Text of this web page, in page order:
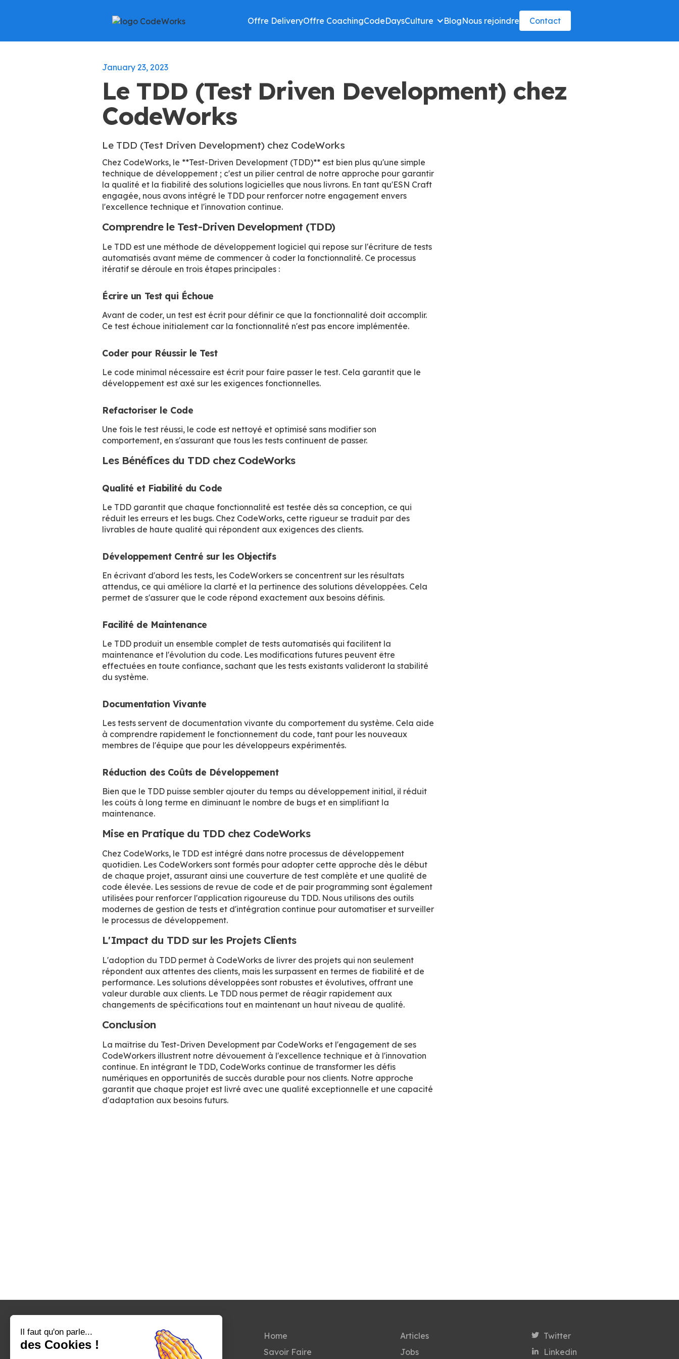
Il faut qu'on parle...
des Cookies !
Offre DeliveryOffre CoachingCodeDaysCulture BlogNous rejoindre Contact
January 23, 2023
Le TDD (Test Driven Development) chez
CodeWorks
Le TDD (Test Driven Development) chez CodeWorks
Chez CodeWorks, le **Test-Driven Development (TDD)** est bien plus qu'une simple
technique de développement ; c'est un pilier central de notre approche pour garantir
la qualité et la fiabilité des solutions logicielles que nous livrons. En tant qu'ESN Craft
engagée, nous avons intégré le TDD pour renforcer notre engagement envers
l'excellence technique et l'innovation continue.
Comprendre le Test-Driven Development (TDD)
Le TDD est une méthode de développement logiciel qui repose sur l'écriture de tests
automatisés avant même de commencer à coder la fonctionnalité. Ce processus
itératif se déroule en trois étapes principales :
Écrire un Test qui Échoue
Avant de coder, un test est écrit pour définir ce que la fonctionnalité doit accomplir.
Ce test échoue initialement car la fonctionnalité n'est pas encore implémentée.
Coder pour Réussir le Test
Le code minimal nécessaire est écrit pour faire passer le test. Cela garantit que le
développement est axé sur les exigences fonctionnelles.
Refactoriser le Code
Une fois le test réussi, le code est nettoyé et optimisé sans modifier son
comportement, en s'assurant que tous les tests continuent de passer.
Les Bénéfices du TDD chez CodeWorks
Qualité et Fiabilité du Code
Le TDD garantit que chaque fonctionnalité est testée dès sa conception, ce qui
réduit les erreurs et les bugs. Chez CodeWorks, cette rigueur se traduit par des
livrables de haute qualité qui répondent aux exigences des clients.
Développement Centré sur les Objectifs
En écrivant d'abord les tests, les CodeWorkers se concentrent sur les résultats
attendus, ce qui améliore la clarté et la pertinence des solutions développées. Cela
permet de s'assurer que le code répond exactement aux besoins définis.
Facilité de Maintenance
Le TDD produit un ensemble complet de tests automatisés qui facilitent la
maintenance et l'évolution du code. Les modifications futures peuvent être
effectuées en toute confiance, sachant que les tests existants valideront la stabilité
du système.
Documentation Vivante
Les tests servent de documentation vivante du comportement du système. Cela aide
à comprendre rapidement le fonctionnement du code, tant pour les nouveaux
membres de l'équipe que pour les développeurs expérimentés.
Réduction des Coûts de Développement
Bien que le TDD puisse sembler ajouter du temps au développement initial, il réduit
les coûts à long terme en diminuant le nombre de bugs et en simplifiant la
maintenance.
Mise en Pratique du TDD chez CodeWorks
Chez CodeWorks, le TDD est intégré dans notre processus de développement
quotidien. Les CodeWorkers sont formés pour adopter cette approche dès le début
de chaque projet, assurant ainsi une couverture de test complète et une qualité de
code élevée. Les sessions de revue de code et de pair programming sont également
utilisées pour renforcer l'application rigoureuse du TDD. Nous utilisons des outils
modernes de gestion de tests et d'intégration continue pour automatiser et surveiller
le processus de développement.
L'Impact du TDD sur les Projets Clients
L'adoption du TDD permet à CodeWorks de livrer des projets qui non seulement
répondent aux attentes des clients, mais les surpassent en termes de fiabilité et de
performance. Les solutions développées sont robustes et évolutives, offrant une
valeur durable aux clients. Le TDD nous permet de réagir rapidement aux
changements de spécifications tout en maintenant un haut niveau de qualité.
Conclusion
La maîtrise du Test-Driven Development par CodeWorks et l'engagement de ses
CodeWorkers illustrent notre dévouement à l'excellence technique et à l'innovation
continue. En intégrant le TDD, CodeWorks continue de transformer les défis
numériques en opportunités de succès durable pour nos clients. Notre approche
garantit que chaque projet est livré avec une qualité exceptionnelle et une capacité
d'adaptation aux besoins futurs.
Home
Savoir Faire
Articles
Jobs
Twitter
Linkedin